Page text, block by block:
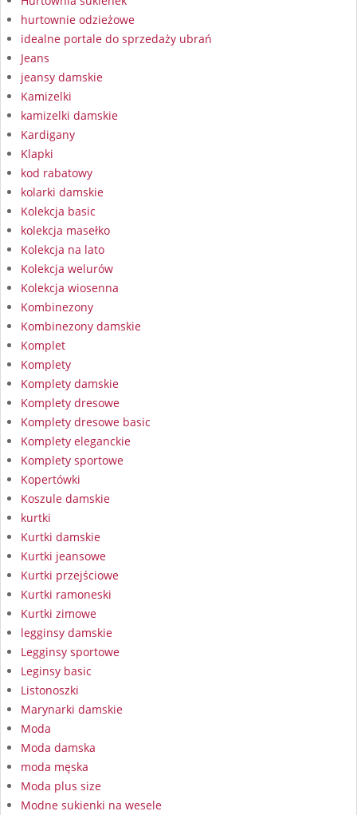
hurtownie odzieżowe
idealne portale do sprzedaży ubrań
Jeans
jeansy damskie
Kamizelki
kamizelki damskie
Kardigany
Klapki
kod rabatowy
kolarki damskie
Kolekcja basic
kolekcja masełko
Kolekcja na lato
Kolekcja welurów
Kolekcja wiosenna
Kombinezony
Kombinezony damskie
Komplet
Komplety
Komplety damskie
Komplety dresowe
Komplety dresowe basic
Komplety eleganckie
Komplety sportowe
Kopertówki
Koszule damskie
kurtki
Kurtki damskie
Kurtki jeansowe
Kurtki przejściowe
Kurtki ramoneski
Kurtki zimowe
legginsy damskie
Legginsy sportowe
Leginsy basic
Listonoszki
Marynarki damskie
Moda
Moda damska
moda męska
Moda plus size
Modne sukienki na wesele